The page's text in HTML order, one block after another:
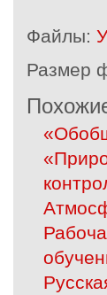
Файлы:
Размер